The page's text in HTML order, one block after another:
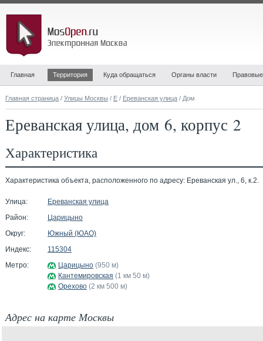
Главная Территория Куда обращаться Органы власти
Главная страница / Улицы Москвы / Е / Ереванская улица / Дом
Ереванская улица, дом 6, корпус 2
Характеристика
Характеристика объекта, расположенного по адресу: Ереванская ул., 6, к.2.
Улица:
Ереванская улица
Район:
Царицыно
Округ:
Южный (ЮАО)
Индекс:
115304
Метро:
Царицыно (950 м)
Кантемировская (1 км 50 м)
Орехово (2 км 500 м)
Адрес на карте Москвы